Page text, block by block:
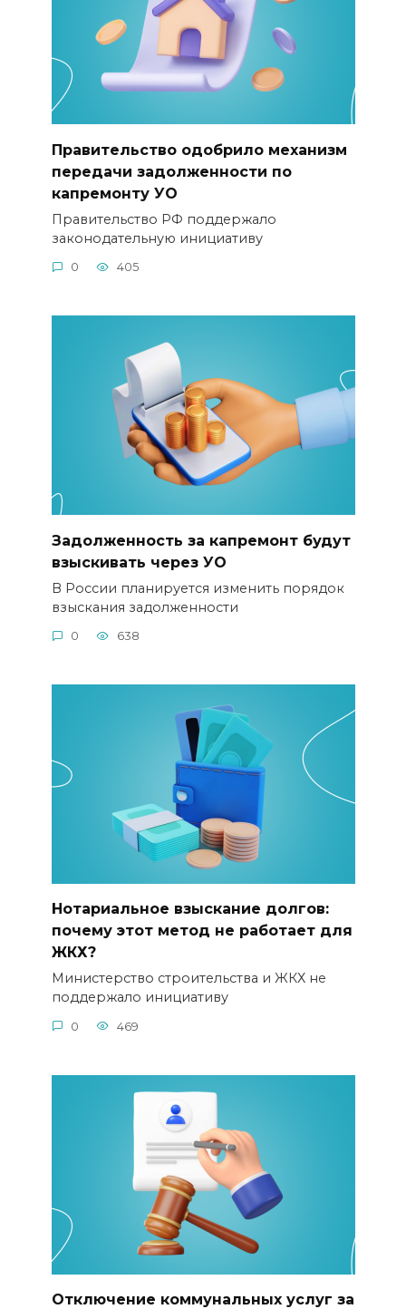
Правительство одобрило механизм
передачи задолженности по
капремонту УО
Правительство РФ поддержало
законодательную инициативу
0 405
Задолженность за капремонт будут
взыскивать через УО
В России планируется изменить порядок
взыскания задолженности
0 638
Нотариальное взыскание долгов:
почему этот метод не работает для
ЖКХ?
Министерство строительства и ЖКХ не
поддержало инициативу
0 469
Отключение коммунальных услуг за